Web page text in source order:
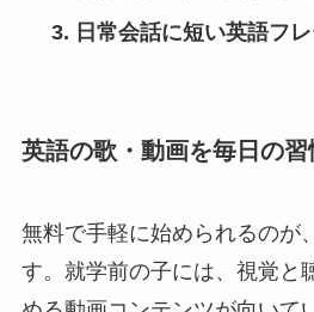
日常会話に短い英語フ
英語の歌・動画を毎日の習
無料で手軽に始められるのが
す。就学前の子には、視覚と